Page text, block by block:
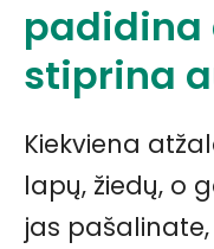
padidina
stiprina
Kiekviena
lapų, žiedų, o
jas